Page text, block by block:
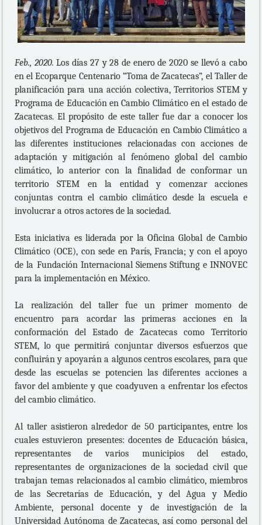
Feb., 2020. Los días 27 y 28 de enero de 2020 se llevó a cabo
en el Ecoparque Centenario “Toma de Zacatecas”, el Taller de
planificación para una acción colectiva, Territorios STEM y
Programa de Educación en Cambio Climático en el estado de
Zacatecas. El propósito de este taller fue dar a conocer los
objetivos del Programa de Educación en Cambio Climático a
las diferentes instituciones relacionadas con acciones de
adaptación y mitigación al fenómeno global del cambio
climático, lo anterior con la finalidad de conformar un
territorio STEM en la entidad y comenzar acciones
conjuntas contra el cambio climático desde la escuela e
involucrar a otros actores de la sociedad.
Esta iniciativa es liderada por la Oficina Global de Cambio
Climático (OCE), con sede en París, Francia; y con el apoyo
de la Fundación Internacional Siemens Stiftung e INNOVEC
para la implementación en México.
La realización del taller fue un primer momento de
encuentro para acordar las primeras acciones en la
conformación del Estado de Zacatecas como Territorio
STEM, lo que permitirá conjuntar diversos esfuerzos que
confluirán y apoyarán a algunos centros escolares, para que
desde las escuelas se potencien las diferentes acciones a
favor del ambiente y que coadyuven a enfrentar los efectos
del cambio climático.
Al taller asistieron alrededor de 50 participantes, entre los
cuales estuvieron presentes: docentes de Educación básica,
representantes de varios municipios del estado,
representantes de organizaciones de la sociedad civil que
trabajan temas relacionados al cambio climático, miembros
de las Secretarías de Educación, y del Agua y Medio
Ambiente, personal docente y de investigación de la
Universidad Autónoma de Zacatecas, así como personal del